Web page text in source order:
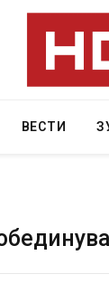
ВЕСТИ